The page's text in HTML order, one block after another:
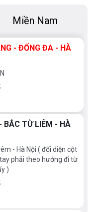
nhôm dày 4.5mm
ma sát khiến nồi có thể
tiếp nhận cảm ứng
men chống dính 3 lớp
Whitford Eclipsechịu
sản xuất tại Mỹ
nhiệt cao
tản nhiệt nhanh
bếp: Bếp từ, bếp hồng
Miền Nam
- ĐỐNG ĐA - HÀ
BẮC TỪ LIÊM - HÀ
- Hà Nội ( đối diện cột
phải theo hướng đi từ
)